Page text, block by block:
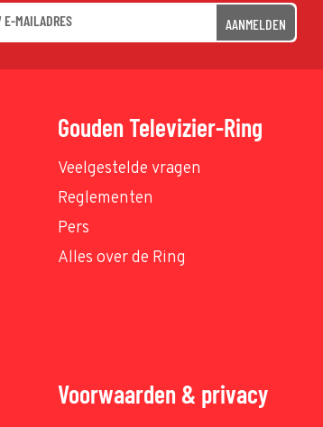
AANMELDEN
Gouden Televizier-Ring
Veelgestelde vragen
Reglementen
Pers
Alles over de Ring
Voorwaarden & privacy